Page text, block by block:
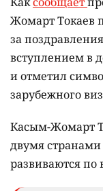
Жомарт Токаев
за
вступлением в
и отметил
зарубежного
Касым-Жомарт
двумя
развиваются